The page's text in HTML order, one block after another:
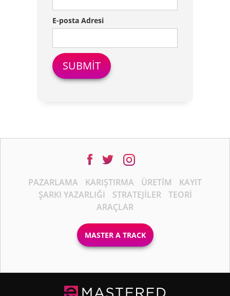
E-posta Adresi
PAZARLAMA KARIŞTIRMA ÜRETIM
KAYIT
ŞARKI YAZARLIĞI
STRATEJILER
TEORI
ARAÇLAR
MASTER A TRACK